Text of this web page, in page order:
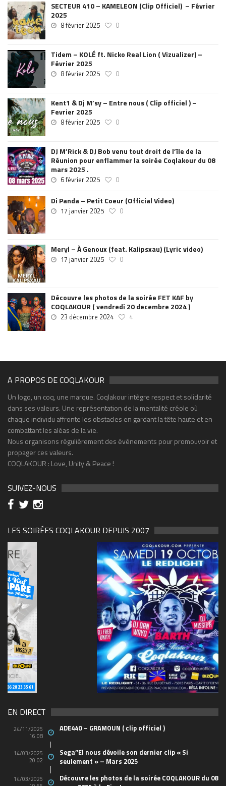
SECTEUR 410 – KAMELEON (Clip Officiel) – Février
2025
8 février 2025 0
Tidem – KOLÉ ft. Nicko Real Lion ( Vizualizer) –
Février 2025
8 février 2025 0
Kent1 & Dj M’sy – Entre nous ( Clip officiel ) –
Fevrier 2025
8 février 2025 0
DJ M’Rick & DJ Bob venu tout droit de l’île de la
Réunion pour enflammer la soirée Coqlakour du 08
mars 2025 .
6 février 2025 0
Di Panda – Petit Coeur (Official Video)
17 janvier 2025 0
Meryl – À Genoux (feat. Kalipsxau) (Lyric video)
17 janvier 2025 0
Découvre les photos de la soirée FET KAF by
COQLAKOUR ( vendredi 20 decembre 2024 )
23 décembre 2024 4
A PROPOS DE COQLAKOUR
Un logo, un coq, une marque. Coqlakour intègre respect et solidarité
dans ses valeurs. Une représentation de la mentalité créole où
chaque individu affronte les obstacles en gardant la tête haute et en
combattant les aléas de la vie.
Nous organisons régulièrement des événements pour promouvoir et
propager ces valeurs.
COQLAKOUR : Love, Unity & Peace !
SUIVEZ-NOUS
LES SOIRÉES COQLAKOUR DEPUIS 2007
(1)
EN DIRECT
24/11/2025
16:08
ADE440 – GRAMOUN ( clip officiel )
14/03/2025
20:02
Sega’’El nous dévoile son dernier clip « Si
seulement » – Mars 2025
14/03/2025
Découvre les photos de la soirée COQLAKOUR du 08